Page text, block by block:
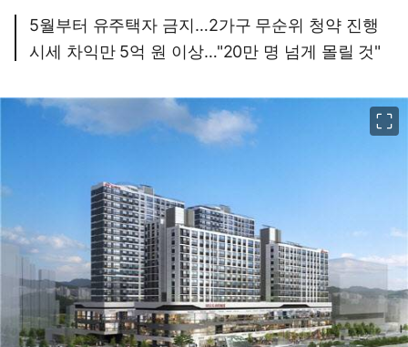
5월부터 유주택자 금지…2가구 무순위 청약 진행
시세 차익만 5억 원 이상…"20만 명 넘게 몰릴 것"